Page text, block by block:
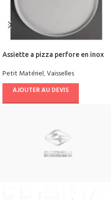
Assiette a pizza perfore en inox
Petit Matériel,Vaisselles
AJOUTER AU DEVIS